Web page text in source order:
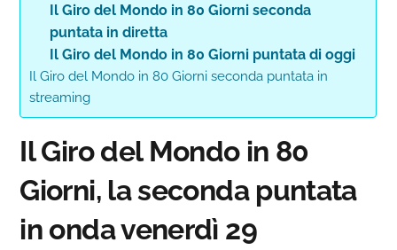
Il Giro del Mondo in 80 Giorni seconda
puntata in diretta
Il Giro del Mondo in 80 Giorni puntata di oggi
Il Giro del Mondo in 80 Giorni seconda puntata in
streaming
Il Giro del Mondo in 80
Giorni, la seconda puntata
in onda venerdì 29